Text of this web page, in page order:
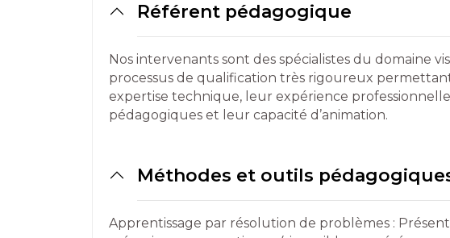
Référent pédagogique
Nos intervenants sont des spécialistes du domaine
processus de qualification très rigoureux
expertise technique, leur expérience
pédagogiques et leur capacité d’animation.
Méthodes et outils
Apprentissage par résolution de problèmes :